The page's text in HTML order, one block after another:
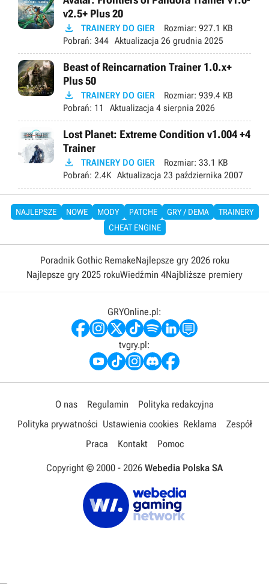
v2.5+ Plus 20
 TRAINERY DO GIER Rozmiar: 927.1 KB
Pobrań: 344 Aktualizacja 26 grudnia 2025
Beast of Reincarnation Trainer 1.0.x+
Plus 50
 TRAINERY DO GIER Rozmiar: 939.4 KB
Pobrań: 11 Aktualizacja 4 sierpnia 2026
Lost Planet: Extreme Condition v1.004 +4
Trainer
 TRAINERY DO GIER Rozmiar: 33.1 KB
Pobrań: 2.4K Aktualizacja 23 października 2007
NAJLEPSZE NOWE MODY PATCHE GRY / DEMA
TRAINERY
CHEAT ENGINE
Poradnik Gothic RemakeNajlepsze gry 2026 roku
Najlepsze gry 2025 rokuWiedźmin 4Najbliższe premiery
GRYOnline.pl:
tvgry.pl:
O nas Regulamin
Polityka redakcyjna
Polityka prywatności Ustawienia cookies Reklama
Zespół
Praca
Kontakt Pomoc
Copyright © 2000 - 2026 Webedia Polska SA